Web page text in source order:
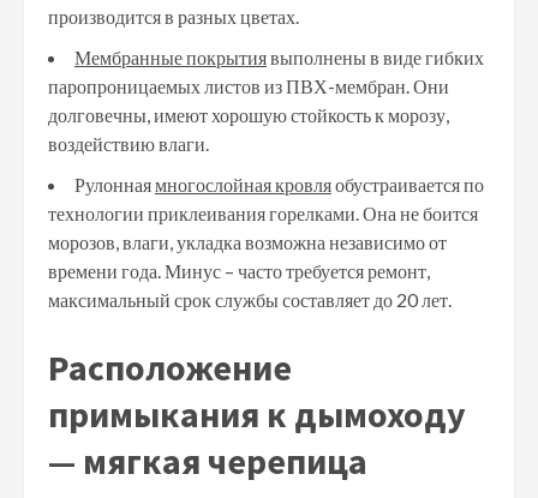
производится в разных цветах.
Мембранные покрытиявыполнены в виде гибких
паропроницаемых листов из ПВХ-мембран. Они
долговечны, имеют хорошую стойкость к морозу,
воздействию влаги.
Рулоннаямногослойная кровляобустраивается по
технологии приклеивания горелками. Она не боится
морозов, влаги, укладка возможна независимо от
времени года. Минус – часто требуется ремонт,
максимальный срок службы составляет до 20 лет.
Расположение
примыкания к дымоходу
— мягкая черепица